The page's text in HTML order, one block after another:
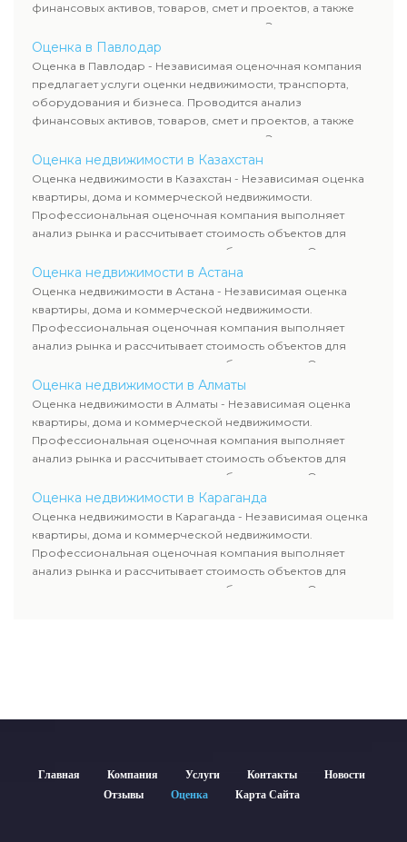
финансовых активов, товаров, смет и проектов, а также
оценка животных и недропользования. Эксперты
определяют рыночную стоимость имущества и
рассчитывают ущерб. Все отчеты соответствуют
требованиям законодательства и используются для
сделок, кредитования и судебных процессов.
Оценка в Павлодар
Оценка в Павлодар - Независимая оценочная компания
предлагает услуги оценки недвижимости, транспорта,
оборудования и бизнеса. Проводится анализ
финансовых активов, товаров, смет и проектов, а также
оценка животных и недропользования. Эксперты
определяют рыночную стоимость имущества и
рассчитывают ущерб. Все отчеты соответствуют
требованиям законодательства и используются для
сделок, кредитования и судебных процессов.
Оценка недвижимости в Казахстан
Оценка недвижимости в Казахстан - Независимая оценка
квартиры, дома и коммерческой недвижимости.
Профессиональная оценочная компания выполняет
анализ рынка и рассчитывает стоимость объектов для
продажи, ипотеки, аренды и судебных споров. Оценка
недвижимости включает современные методы и
гарантирует объективные результаты. Отчеты
используются для банков, судов и страховых компаний по
всему Казахстану.
Оценка недвижимости в Астана
Оценка недвижимости в Астана - Независимая оценка
квартиры, дома и коммерческой недвижимости.
Профессиональная оценочная компания выполняет
анализ рынка и рассчитывает стоимость объектов для
продажи, ипотеки, аренды и судебных споров. Оценка
недвижимости включает современные методы и
гарантирует объективные результаты. Отчеты
используются для банков, судов и страховых компаний по
всему Казахстану.
Оценка недвижимости в Алматы
Оценка недвижимости в Алматы - Независимая оценка
квартиры, дома и коммерческой недвижимости.
Профессиональная оценочная компания выполняет
анализ рынка и рассчитывает стоимость объектов для
продажи, ипотеки, аренды и судебных споров. Оценка
недвижимости включает современные методы и
гарантирует объективные результаты. Отчеты
используются для банков, судов и страховых компаний по
всему Казахстану.
Оценка недвижимости в Караганда
Оценка недвижимости в Караганда - Независимая оценка
квартиры, дома и коммерческой недвижимости.
Профессиональная оценочная компания выполняет
анализ рынка и рассчитывает стоимость объектов для
продажи, ипотеки, аренды и судебных споров. Оценка
Главная Компания Услуги Контакты
Новости
Отзывы
Оценка Карта Сайта